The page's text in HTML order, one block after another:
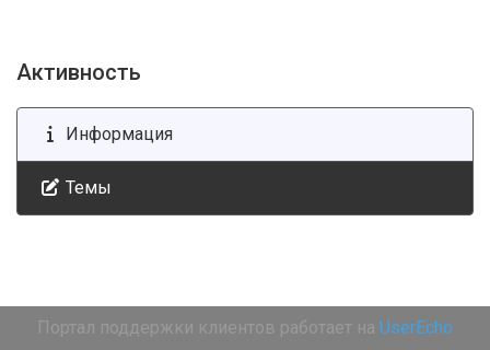
Активность
Информация
Темы
Портал поддержки клиентов работает на UserEcho